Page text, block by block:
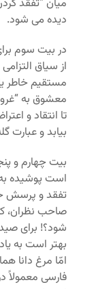
میان “تفقد
دیده می شود.
در بیت سوم
از سیاق
مستقیم خاطر
معشوق به
تا انتقاد و
بیابد و عبارت
بیت چهارم و
است پوشیده
تفقد و پرسش
صاحب نظران،
شود؟! برای
بهتر است به
امّا مرغ دانا
فارسی معمولاً